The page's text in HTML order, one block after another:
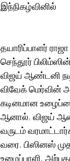
இந்நிகழ்வினில்
தயாரிப்பாளர்
செந்தூர்
விஜய் ஆண்டனி
விவேக் மெர்வின்
கடினமான
ஆனால், விஜய்
வருடம்
வரை, பிஸினஸ்
உழைப்பாளி,